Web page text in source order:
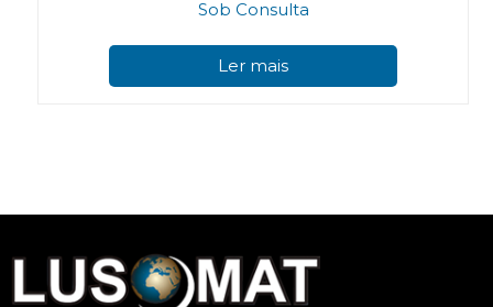
Sob Consulta
Ler mais